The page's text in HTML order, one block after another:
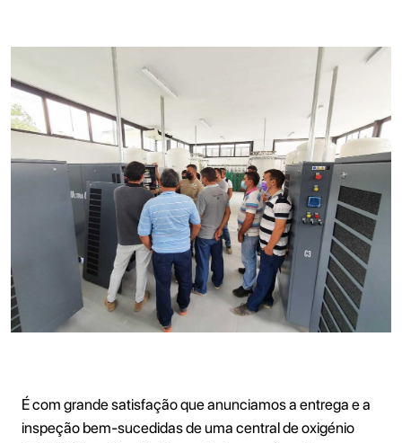
É com grande satisfação que anunciamos a entrega e a
inspeção bem-sucedidas de uma central de oxigénio